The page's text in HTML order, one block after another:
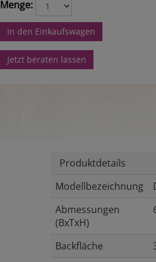
Menge:
In den Einkaufswagen
Jetzt beraten lassen
Produktdetails
Modellbezeichnung
Abmessungen
(BxTxH)
Backfläche